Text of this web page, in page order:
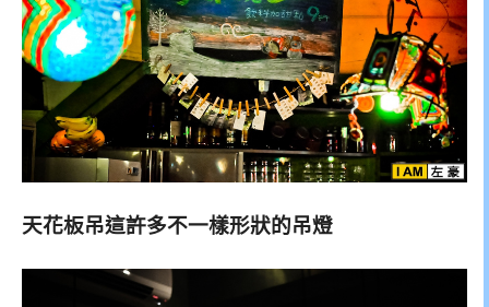
天花板吊這許多不一樣形狀的吊燈